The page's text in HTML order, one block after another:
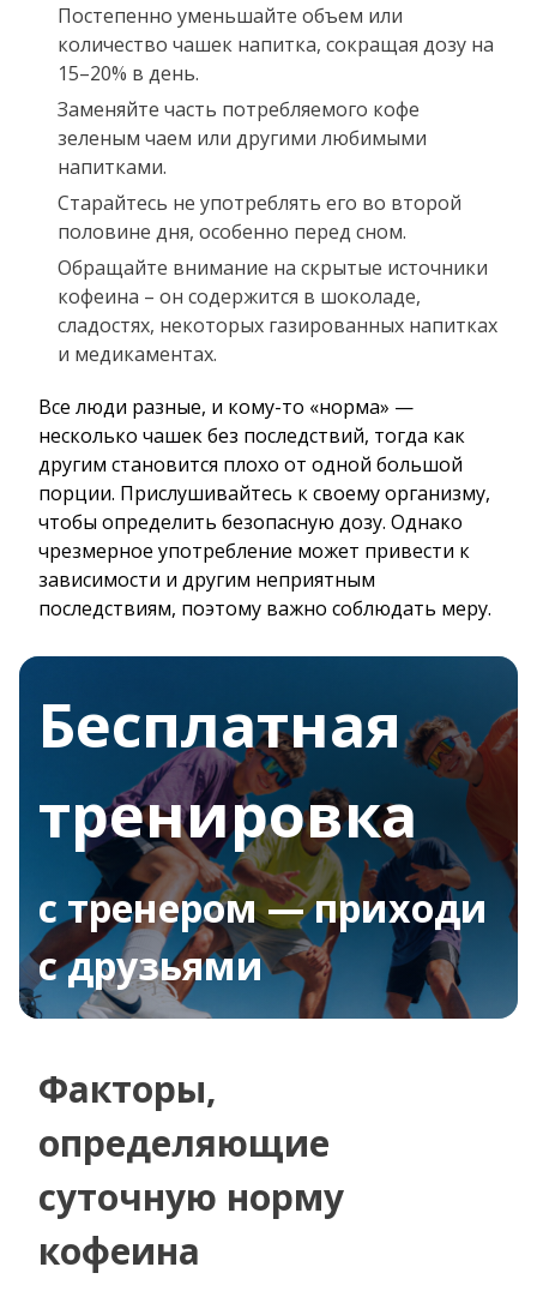
Постепенно уменьшайте объем или
количество чашек напитка, сокращая дозу на
15–20% в день.
Заменяйте часть потребляемого кофе
зеленым чаем или другими любимыми
напитками.
Старайтесь не употреблять его во второй
половине дня, особенно перед сном.
Обращайте внимание на скрытые источники
кофеина – он содержится в шоколаде,
сладостях, некоторых газированных напитках
и медикаментах.
Все люди разные, и кому-то «норма» —
несколько чашек без последствий, тогда как
другим становится плохо от одной большой
порции. Прислушивайтесь к своему организму,
чтобы определить безопасную дозу. Однако
чрезмерное употребление может привести к
зависимости и другим неприятным
последствиям, поэтому важно соблюдать меру.
Бесплатная
тренировка
с тренером — приходи
с друзьями
Факторы,
определяющие
суточную норму
кофеина